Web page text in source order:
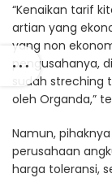
“Kenaikan tarif
artian yang
yang non
pengusahanya,
sudah
oleh Organda,”
Namun,
perusahaan
harga toleransi,